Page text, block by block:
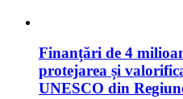
Finanțări de 4
protejarea și
UNESCO din